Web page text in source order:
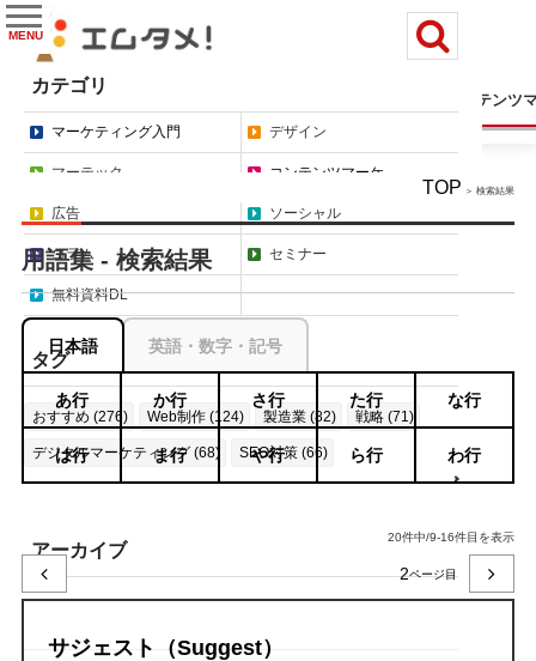
マーケティング入門 コンテンツ
MENU
カテゴリ
マーケティング入門 デザイン
マーテック コンテンツマーケ
広告 ソーシャル
コラム セミナー
無料資料DL
タグ
おすすめ (276) Web制作 (124) 製造業 (82) 戦略 (71)
デジタルマーケティング (68)
SEO対策 (66)
もっと見る
アーカイブ
TOP ＞ 検索結果
用語集 - 検索結果
日本語 英語・数字・記号
あ行 か行 さ行 た行 な行
は行 ま行 や行 ら行 わ行
20件中/9-16件目を表示
2
サジェスト（Suggest）